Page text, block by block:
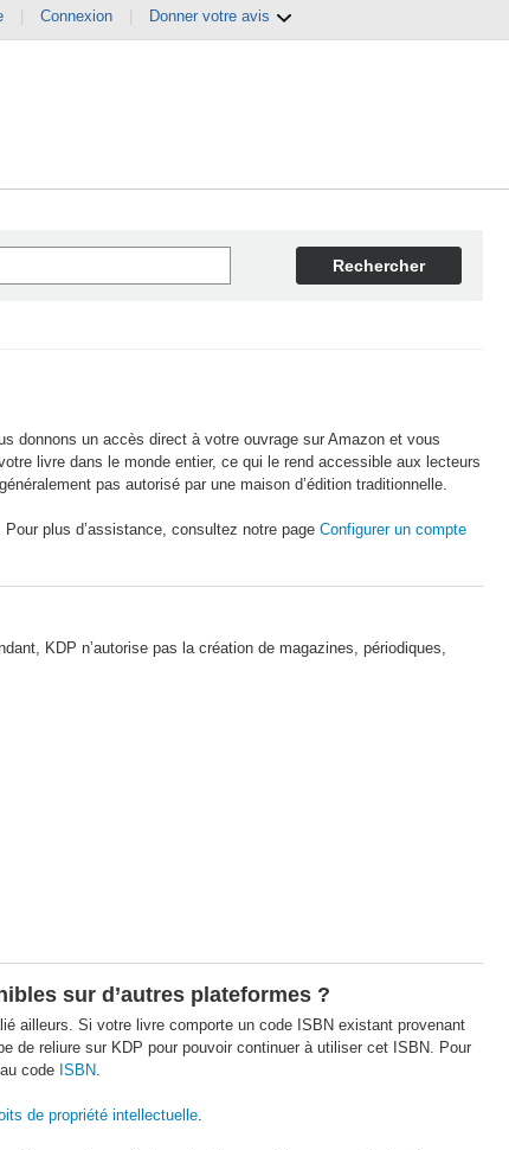
Connexion Donner votre avis
Rechercher
donnons un accès direct à votre ouvrage sur Amazon et vous
livre dans le monde entier, ce qui le rend accessible aux lecteurs
pas autorisé par une maison d’édition traditionnelle.
plus d’assistance, consultez notre page Configurer un compte
KDP n’autorise pas la création de magazines, périodiques,
sur d’autres plateformes ?
ailleurs. Si votre livre comporte un code ISBN existant provenant
de reliure sur KDP pour pouvoir continuer à utiliser cet ISBN. Pour
code ISBN.
de propriété intellectuelle.